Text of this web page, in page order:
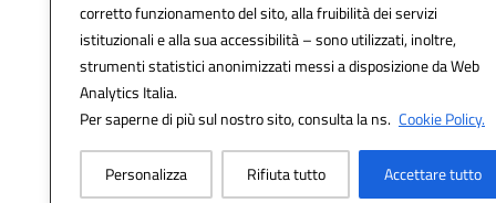
corretto funzionamento del sito, alla fruibilità dei servizi
istituzionali e alla sua accessibilità – sono utilizzati, inoltre,
strumenti statistici anonimizzati messi a disposizione da Web
Analytics Italia.
Per saperne di più sul nostro sito, consulta la ns. Cookie Policy.
Personalizza Rifiuta tutto Accettare tutto